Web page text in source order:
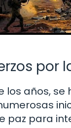
por
los años, se
paz para